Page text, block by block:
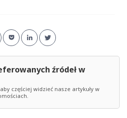
źródeł w
częściej widzieć nasze artykuły w